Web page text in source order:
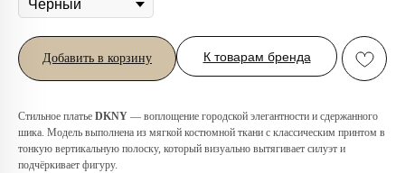
Добавить в корзину К товарам бренда
Стильное платье DKNY — воплощение городской элегантности и сдержанного
шика. Модель выполнена из мягкой костюмной ткани с классическим принтом в
тонкую вертикальную полоску, который визуально вытягивает силуэт и
подчёркивает фигуру.